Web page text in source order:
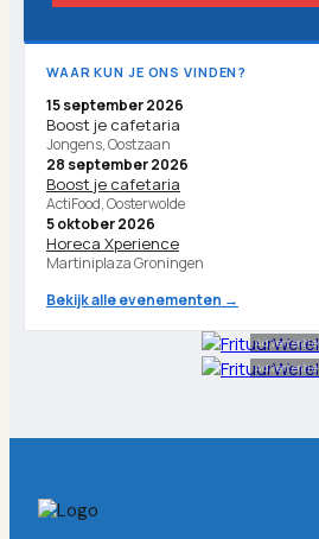
WAAR KUN JE ONS VINDEN?
15 september 2026
Boost je cafetaria
Jongens, Oostzaan
28 september 2026
Boost je cafetaria
ActiFood, Oosterwolde
5 oktober 2026
Horeca Xperience
Martiniplaza Groningen
Bekijk alle evenementen →
Advertentie
Advertentie